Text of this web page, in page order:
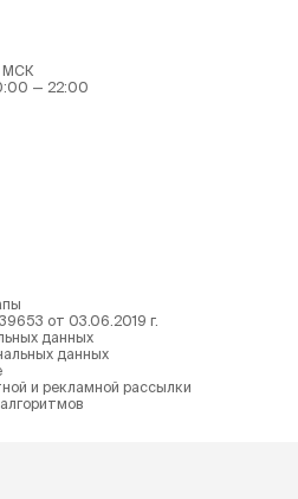
МСК
— 22:00
от 03.06.2019 г.
данных
данных
и рекламной рассылки